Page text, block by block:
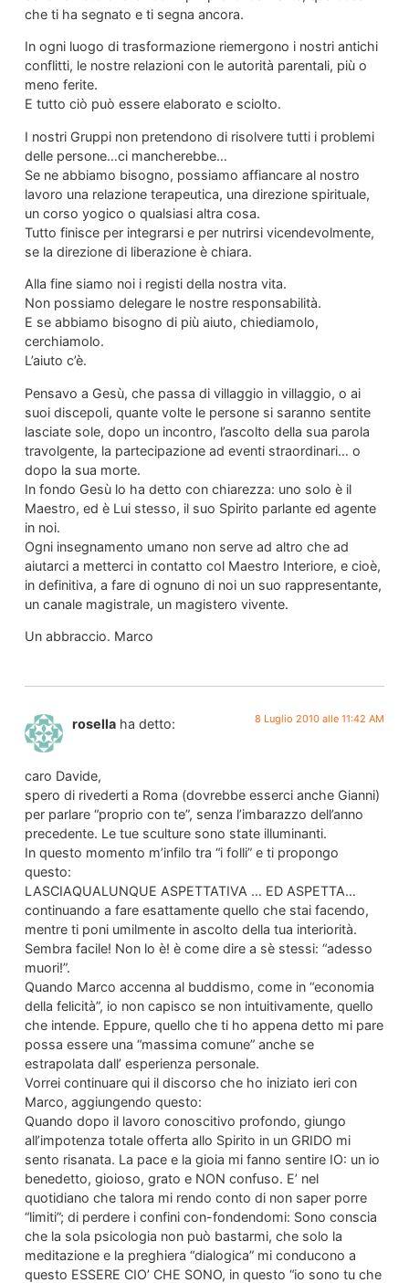
che ti ha segnato e ti segna ancora.
In ogni luogo di trasformazione riemergono i nostri antichi
conflitti, le nostre relazioni con le autorità parentali, più o
meno ferite.
E tutto ciò può essere elaborato e sciolto.
I nostri Gruppi non pretendono di risolvere tutti i problemi
delle persone…ci mancherebbe…
Se ne abbiamo bisogno, possiamo affiancare al nostro
lavoro una relazione terapeutica, una direzione spirituale,
un corso yogico o qualsiasi altra cosa.
Tutto finisce per integrarsi e per nutrirsi vicendevolmente,
se la direzione di liberazione è chiara.
Alla fine siamo noi i registi della nostra vita.
Non possiamo delegare le nostre responsabilità.
E se abbiamo bisogno di più aiuto, chiediamolo,
cerchiamolo.
L’aiuto c’è.
Pensavo a Gesù, che passa di villaggio in villaggio, o ai
suoi discepoli, quante volte le persone si saranno sentite
lasciate sole, dopo un incontro, l’ascolto della sua parola
travolgente, la partecipazione ad eventi straordinari… o
dopo la sua morte.
In fondo Gesù lo ha detto con chiarezza: uno solo è il
Maestro, ed è Lui stesso, il suo Spirito parlante ed agente
in noi.
Ogni insegnamento umano non serve ad altro che ad
aiutarci a metterci in contatto col Maestro Interiore, e cioè,
in definitiva, a fare di ognuno di noi un suo rappresentante,
un canale magistrale, un magistero vivente.
Un abbraccio. Marco
rosella ha detto: 8 Luglio 2010 alle 11:42 AM
caro Davide,
spero di rivederti a Roma (dovrebbe esserci anche Gianni)
per parlare “proprio con te”, senza l’imbarazzo dell’anno
precedente. Le tue sculture sono state illuminanti.
In questo momento m’infilo tra “i folli” e ti propongo
questo:
LASCIAQUALUNQUE ASPETTATIVA … ED ASPETTA…
continuando a fare esattamente quello che stai facendo,
mentre ti poni umilmente in ascolto della tua interiorità.
Sembra facile! Non lo è! è come dire a sè stessi: “adesso
muori!”.
Quando Marco accenna al buddismo, come in “economia
della felicità”, io non capisco se non intuitivamente, quello
che intende. Eppure, quello che ti ho appena detto mi pare
possa essere una “massima comune” anche se
estrapolata dall’ esperienza personale.
Vorrei continuare qui il discorso che ho iniziato ieri con
Marco, aggiungendo questo:
Quando dopo il lavoro conoscitivo profondo, giungo
all’impotenza totale offerta allo Spirito in un GRIDO mi
sento risanata. La pace e la gioia mi fanno sentire IO: un io
benedetto, gioioso, grato e NON confuso. E’ nel
quotidiano che talora mi rendo conto di non saper porre
“limiti”; di perdere i confini con-fondendomi: Sono conscia
che la sola psicologia non può bastarmi, che solo la
meditazione e la preghiera “dialogica” mi conducono a
questo ESSERE CIO’ CHE SONO, in questo “io sono tu che